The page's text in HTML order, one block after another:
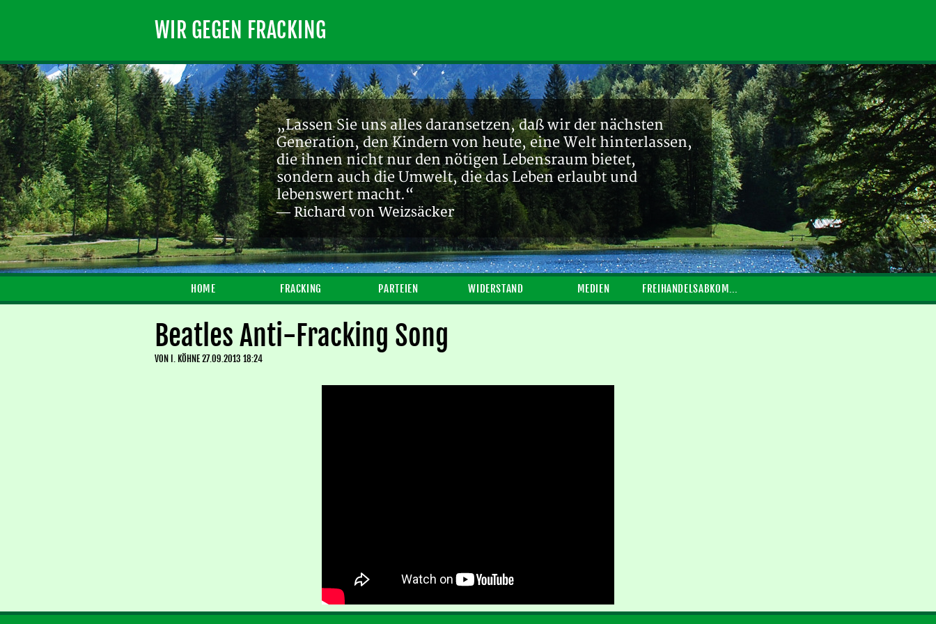
WIR GEGEN FRACKING
„Lassen Sie uns alles daransetzen, daß wir der nächsten
Generation, den Kindern von heute, eine Welt hinterlassen,
die ihnen nicht nur den nötigen Lebensraum bietet,
sondern auch die Umwelt, die das Leben erlaubt und
lebenswert macht.“
— Richard von Weizsäcker
HOME FRACKING PARTEIEN WIDERSTAND MEDIEN FREIHANDELSABKOMMEN
Beatles Anti-Fracking Song
VON I. KÖHNE27.09.2013 18:24